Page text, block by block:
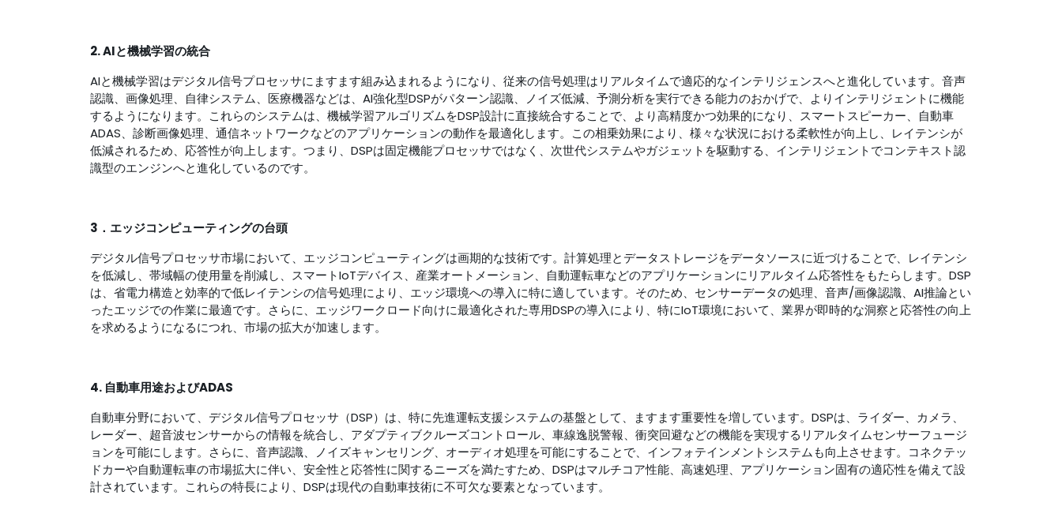
2. AIと機械学習の統合
AIと機械学習はデジタル信号プロセッサにますます組み込まれるようになり、従来の信号処理はリアルタイムで適応的なインテリジェンスへと進化しています。音声
認識、画像処理、自律システム、医療機器などは、AI強化型DSPがパターン認識、ノイズ低減、予測分析を実行できる能力のおかげで、よりインテリジェントに機能
するようになります。これらのシステムは、機械学習アルゴリズムをDSP設計に直接統合することで、より高精度かつ効果的になり、スマートスピーカー、自動車
ADAS、診断画像処理、通信ネットワークなどのアプリケーションの動作を最適化します。この相乗効果により、様々な状況における柔軟性が向上し、レイテンシが
低減されるため、応答性が向上します。つまり、DSPは固定機能プロセッサではなく、次世代システムやガジェットを駆動する、インテリジェントでコンテキスト認
識型のエンジンへと進化しているのです。
3．エッジコンピューティングの台頭
デジタル信号プロセッサ市場において、エッジコンピューティングは画期的な技術です。計算処理とデータストレージをデータソースに近づけることで、レイテンシ
を低減し、帯域幅の使用量を削減し、スマートIoTデバイス、産業オートメーション、自動運転車などのアプリケーションにリアルタイム応答性をもたらします。DSP
は、省電力構造と効率的で低レイテンシの信号処理により、エッジ環境への導入に特に適しています。そのため、センサーデータの処理、音声/画像認識、AI推論とい
ったエッジでの作業に最適です。さらに、エッジワークロード向けに最適化された専用DSPの導入により、特にIoT環境において、業界が即時的な洞察と応答性の向上
を求めるようになるにつれ、市場の拡大が加速します。
4. 自動車用途およびADAS
自動車分野において、デジタル信号プロセッサ（DSP）は、特に先進運転支援システムの基盤として、ますます重要性を増しています。DSPは、ライダー、カメラ、
レーダー、超音波センサーからの情報を統合し、アダプティブクルーズコントロール、車線逸脱警報、衝突回避などの機能を実現するリアルタイムセンサーフュージ
ョンを可能にします。さらに、音声認識、ノイズキャンセリング、オーディオ処理を可能にすることで、インフォテインメントシステムも向上させます。コネクテッ
ドカーや自動運転車の市場拡大に伴い、安全性と応答性に関するニーズを満たすため、DSPはマルチコア性能、高速処理、アプリケーション固有の適応性を備えて設
計されています。これらの特長により、DSPは現代の自動車技術に不可欠な要素となっています。